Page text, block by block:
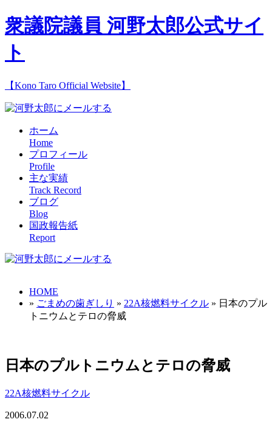
衆議院議員 河野太郎公式サイ
ト
【Kono Taro Official Website】
ホーム
Home
プロフィール
Profile
主な実績
Track Record
ブログ
Blog
国政報告紙
Report
HOME
» ごまめの歯ぎしり » 22A核燃料サイクル » 日本のプル
トニウムとテロの脅威
日本のプルトニウムとテロの脅威
22A核燃料サイクル
2006.07.02